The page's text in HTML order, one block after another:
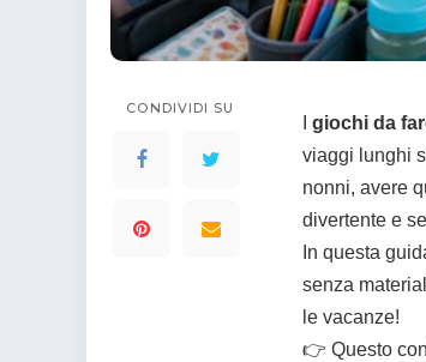
colorare
Supereroi da colorare
colorare
Disegni per il catechismo
Indovinelli per bambini
CONDIVIDI SU
giochi da
viaggi lunghi
nonni, avere
divertente e
In questa
senza
le vacanze!
👉 Questo